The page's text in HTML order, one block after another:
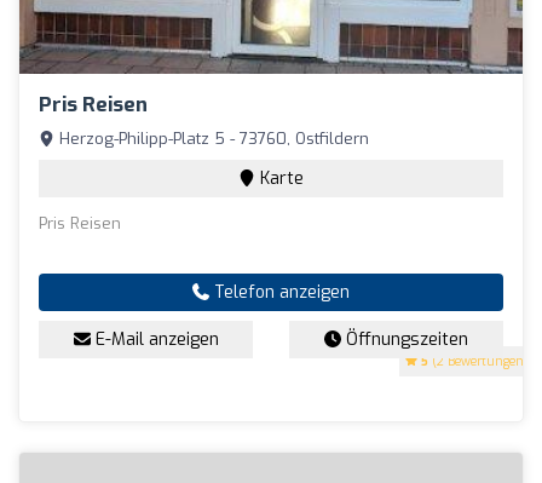
Pris Reisen
5 (2 Bewertungen)
Herzog-Philipp-Platz 5 - 73760, Ostfildern
Karte
Pris Reisen
Telefon anzeigen
E-Mail anzeigen Öffnungszeiten